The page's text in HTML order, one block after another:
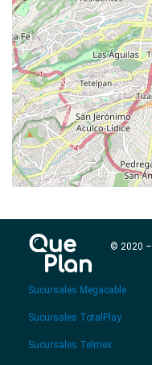
© 2020 –
Sucursales Megacable
Sucursales TotalPlay
Sucursales Telmex